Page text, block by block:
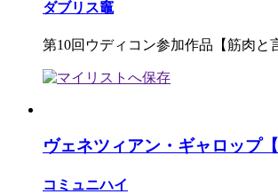
ダブリス竈
第10回ウディコン参加作品【筋肉と
ヴェネツィアン・ギャロップ【
コミュニハイ